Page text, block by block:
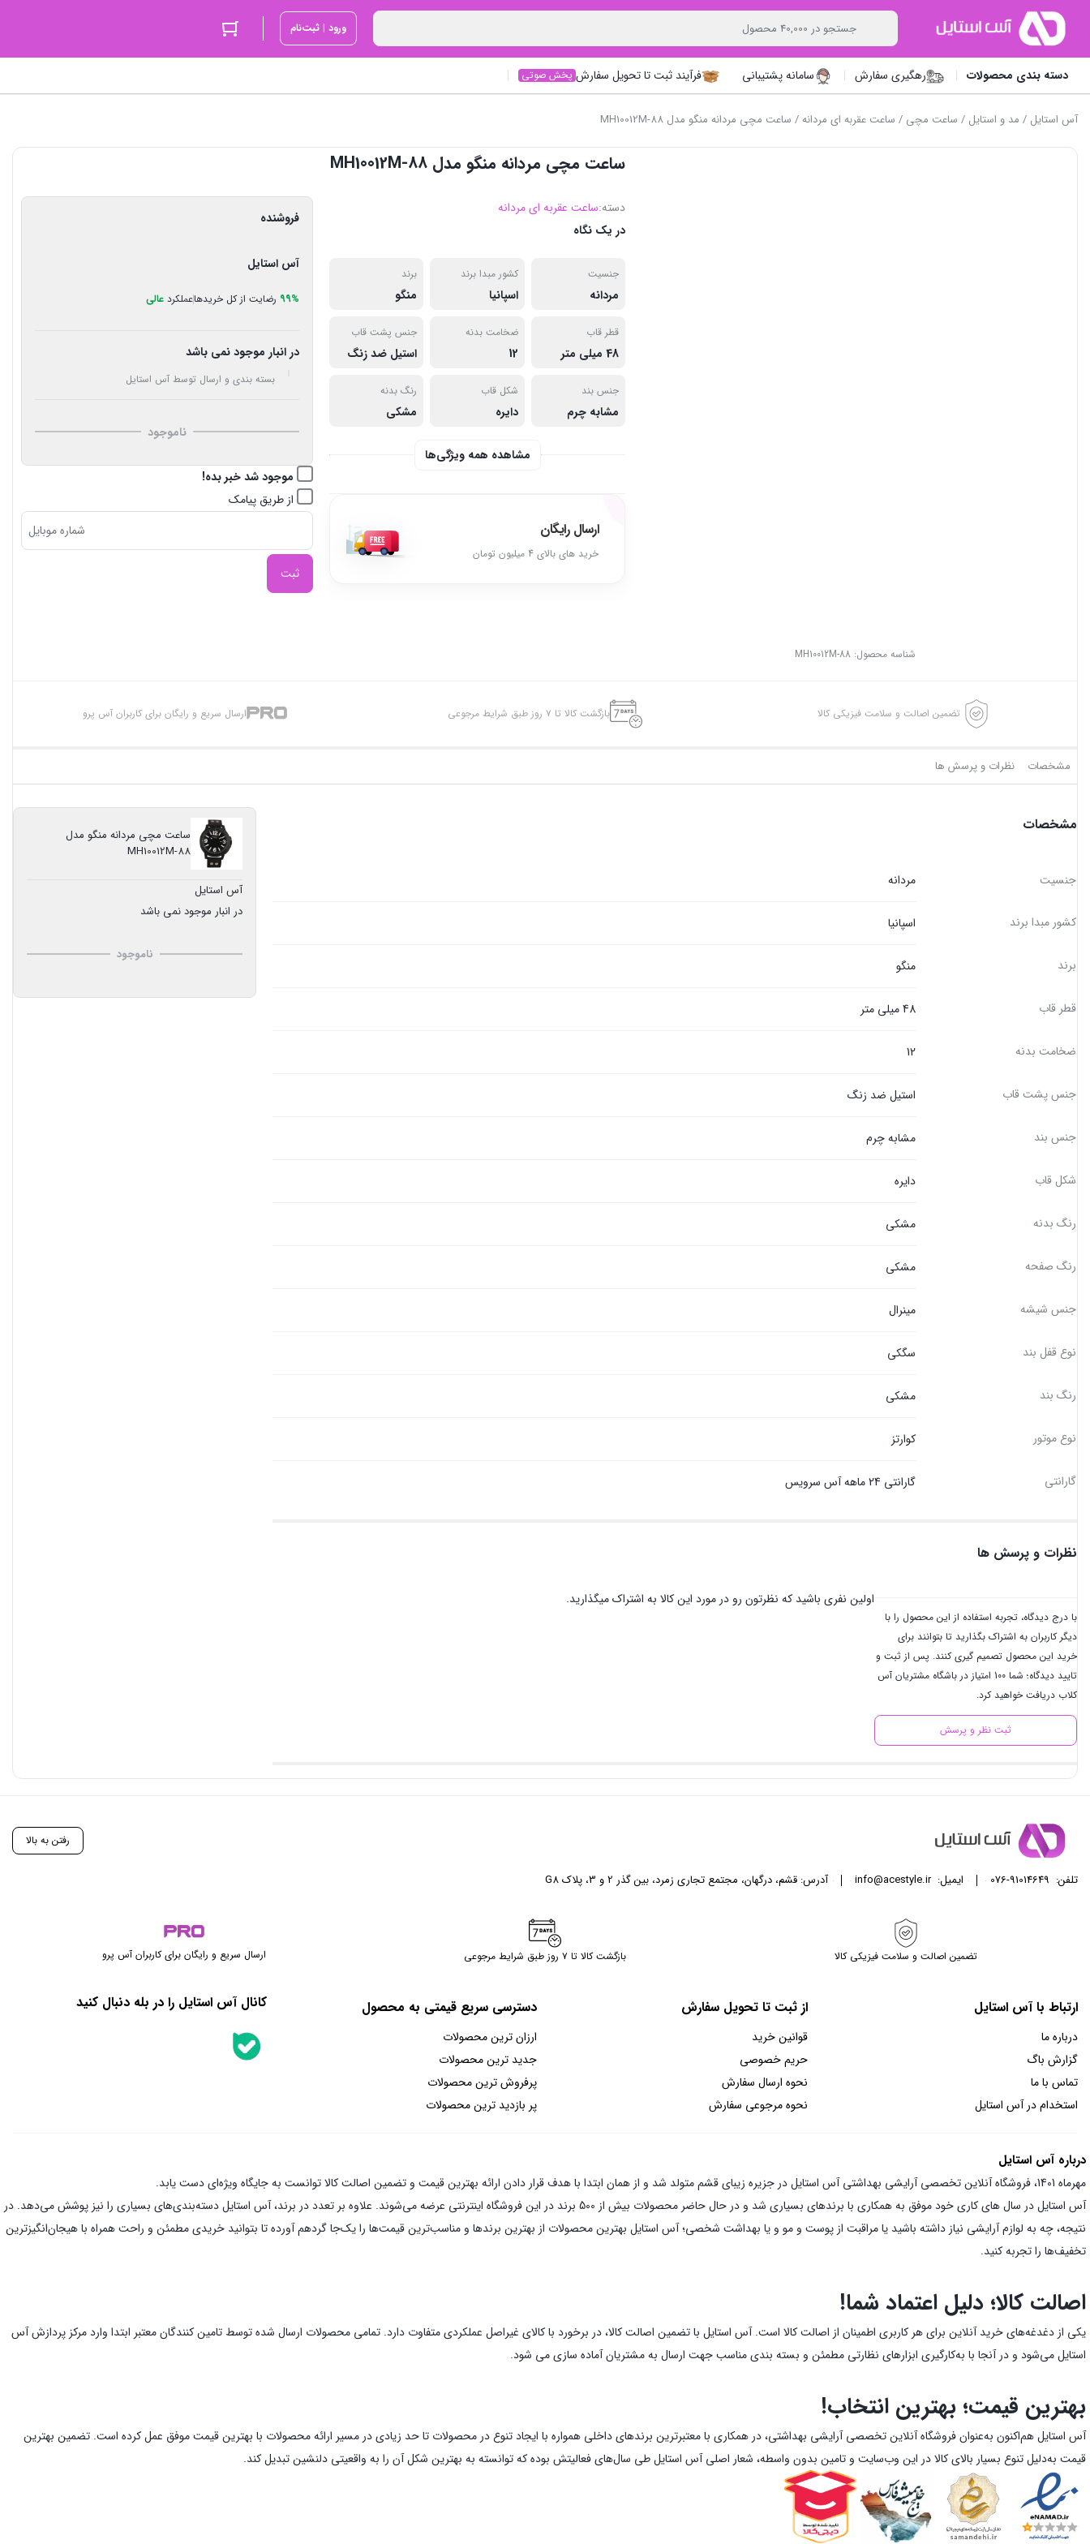
ورود | ثبت‌نام
دسته بندی محصولات رهگیری سفارش سامانه پشتیبانی فرآیند ثبت تا تحویل سفارش پخش صوتی
آس استایل / مد و استایل / ساعت مچی / ساعت عقربه ای مردانه/ ساعت مچی مردانه منگو مدل MH10012M-88
شناسه محصول: MH10012M-88
ساعت مچی مردانه منگو مدل MH10012M-88
دسته:ساعت عقربه ای مردانه
در یک نگاه
جنسیت
مردانه
کشور مبدا برند
اسپانیا
برند
منگو
قطر قاب
48 میلی متر
ضخامت بدنه
12
جنس پشت قاب
استیل ضد زنگ
جنس بند
مشابه چرم
شکل قاب
دایره
رنگ بدنه
مشکی
مشاهده همه ویژگی‌ها
ارسال رایگان
خرید های بالای 4 میلیون تومان
فروشنده
آس استایل
99% رضایت از کل خریدهاعملکرد عالی
در انبار موجود نمی باشد
بسته بندی و ارسال توسط آس استایل
ناموجود
موجود شد خبر بده!
از طریق پیامک
ثبت
تضمین اصالت و سلامت فیزیکی کالا بازگشت کالا تا ۷ روز طبق شرایط مرجوعی ارسال سریع و رایگان برای کاربران آس پرو
مشخصات نظرات و پرسش ها
مشخصات
جنسیت مردانه
کشور مبدا برند اسپانیا
برند منگو
قطر قاب 48 میلی متر
ضخامت بدنه 12
جنس پشت قاب استیل ضد زنگ
جنس بند مشابه چرم
شکل قاب دایره
رنگ بدنه مشکی
رنگ صفحه مشکی
جنس شیشه مینرال
نوع قفل بند سگکی
رنگ بند مشکی
نوع موتور کوارتز
گارانتی گارانتی 24 ماهه آس سرویس
نظرات و پرسش ها
با درج دیدگاه، تجربه استفاده از این محصول را با
دیگر کاربران به اشتراک بگذارید تا بتوانند برای
خرید این محصول تصمیم گیری کنند. پس از ثبت و
تایید دیدگاه؛ شما 100 امتیاز در باشگاه مشتریان آس
کلاب دریافت خواهید کرد.
ثبت نظر و پرسش
اولین نفری باشید که نظرتون رو در مورد این کالا به اشتراک میگذارید.
ساعت مچی مردانه منگو مدل
MH10012M-88
آس استایل
در انبار موجود نمی باشد
ناموجود
رفتن به بالا
تلفن: 076-91014649 ایمیل:info@acestyle.ir آدرس: قشم، درگهان، مجتمع تجاری زمرد، بین گذر 2 و 3، پلاک G8
تضمین اصالت و سلامت فیزیکی کالا بازگشت کالا تا ۷ روز طبق شرایط مرجوعی ارسال سریع و رایگان برای کاربران آس پرو
ارتباط با آس استایل
درباره ما
گزارش باگ
تماس با ما
استخدام در آس استایل
از ثبت تا تحویل سفارش
قوانین خرید
حریم خصوصی
نحوه ارسال سفارش
نحوه مرجوعی سفارش
دسترسی سریع قیمتی به محصول
ارزان ترین محصولات
جدید ترین محصولات
پرفروش ترین محصولات
پر بازدید ترین محصولات
کانال آس استایل را در بله دنبال کنید
درباره آس استایل
مهرماه 1401، فروشگاه آنلاین تخصصی آرایشی بهداشتی آس استایل در جزیره زیبای قشم متولد شد و از همان ابتدا با هدف قرار دادن ارائه بهترین قیمت و تضمین اصالت کالا توانست به جایگاه ویژه‌ای دست یابد.
آس استایل در سال های کاری خود موفق به همکاری با برندهای بسیاری شد و در حال حاضر محصولات بیش از 500 برند در این فروشگاه اینترنتی عرضه می‌شوند. علاوه بر تعدد در برند، آس استایل دسته‌بندی‌های بسیاری را نیز پوشش می‌دهد. در
نتیجه، چه به لوازم آرایشی نیاز داشته باشید یا مراقبت از پوست و مو و یا بهداشت شخصی؛ آس استایل بهترین محصولات از بهترین برندها و مناسب‌ترین قیمت‌ها را یک‌جا گردهم آورده تا بتوانید خریدی مطمئن و راحت همراه با هیجان‌انگیز‌ترین
تخفیف‌ها را تجربه کنید.
اصالت کالا؛ دلیل اعتماد شما!
یکی از دغدغه‌های خرید آنلاین برای هر کاربری اطمینان از اصالت کالا است. آس استایل با تضمین اصالت کالا، در برخورد با کالای غیراصل عملکردی متفاوت دارد. تمامی محصولات ارسال شده توسط تامین کنندگان معتبر ابتدا وارد مرکز پردازش آس
استایل می‌شود و در آنجا با به‌کارگیری ابزارهای نظارتی مطمئن و بسته بندی مناسب جهت ارسال به مشتریان آماده سازی می شود.
بهترین قیمت؛ بهترین انتخاب!
آس استایل هم‌اکنون به‌عنوان فروشگاه آنلاین تخصصی آرایشی بهداشتی، در همکاری با معتبرترین برندهای داخلی همواره با ایجاد تنوع در محصولات تا حد زیادی در مسیر ارائه محصولات با بهترین قیمت موفق عمل کرده است. تضمین بهترین
قیمت به‌دلیل تنوع بسیار بالای کالا در این وب‌سایت و تامین بدون واسطه، شعار اصلی آس استایل طی سال‌های فعالیتش بوده که توانسته به بهترین شکل آن را به واقعیتی دلنشین تبدیل کند.